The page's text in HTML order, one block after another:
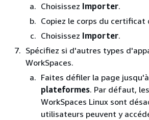
Choisissez Importer.
Copiez le corps du certificat
Choisissez Importer.
Spécifiez si d'autres types
WorkSpaces.
Faites défiler la page
plateformes. Par défaut,
WorkSpaces Linux sont
utilisateurs peuvent y